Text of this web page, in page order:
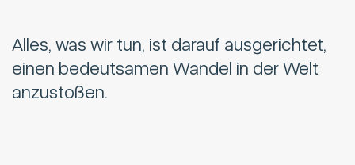
Alles, was wir tun, ist darauf ausgerichtet,
einen bedeutsamen Wandel in der Welt
anzustoßen.